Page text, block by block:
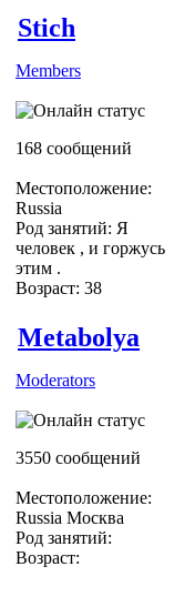
Stich
Members
168 сообщений
Местоположение:
Russia
Род занятий: Я
человек , и горжусь
этим .
Возраст: 38
Metabolya
Moderators
3550 сообщений
Местоположение:
Russia Москва
Род занятий:
Возраст: